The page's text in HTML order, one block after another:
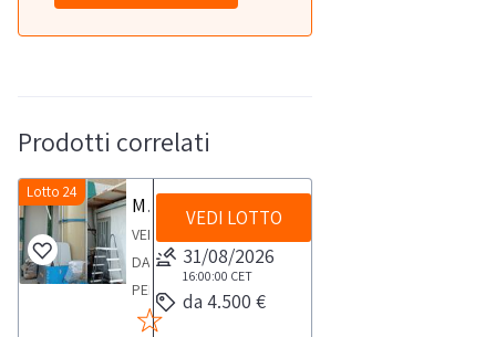
Prodotti correlati
Lotto 24
Monospazzola a batteria Iteco
VENDITA
DA
PERSONA
FISICAMonospazzola
VEDI LOTTO
31/08/2026
16:00:00 CET
da 4.500 €